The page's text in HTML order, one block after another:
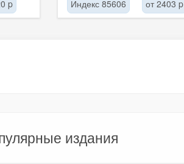
p Индекс 85606 от 2403 p
издания